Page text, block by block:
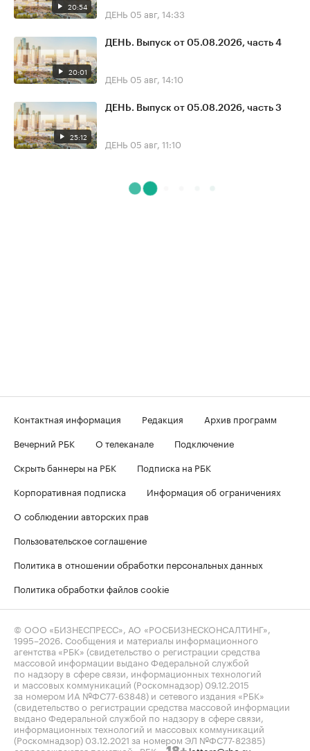
20:54 ДЕНЬ 05 авг, 14:33
20:01
ДЕНЬ. Выпуск от 05.08.2026, часть 4
ДЕНЬ 05 авг, 14:10
25:12
ДЕНЬ. Выпуск от 05.08.2026, часть 3
ДЕНЬ 05 авг, 11:10
Контактная информация Редакция
Архив программ
Вечерний РБК
О телеканале
Подключение
Скрыть баннеры на РБК
Подписка на РБК
Корпоративная подписка
Информация об ограничениях
О соблюдении авторских прав
Пользовательское соглашение
Политика в отношении обработки персональных данных
Политика обработки файлов cookie
© ООО «БИЗНЕСПРЕСС», АО «РОСБИЗНЕСКОНСАЛТИНГ»,
1995–2026 . Сообщения и материалы информационного
агентства «РБК» (свидетельство о регистрации средства
массовой информации выдано Федеральной службой
по надзору в сфере связи, информационных технологий
и массовых коммуникаций (Роскомнадзор) 09.12.2015
за номером ИА №ФС77-63848) и сетевого издания «РБК»
(свидетельство о регистрации средства массовой информации
выдано Федеральной службой по надзору в сфере связи,
информационных технологий и массовых коммуникаций
(Роскомнадзор) 03.12.2021 за номером ЭЛ №ФС77-82385)